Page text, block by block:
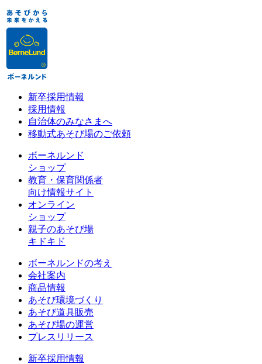
新卒採用情報
採用情報
自治体のみなさまへ
移動式あそび場のご依頼
ボーネルンド
ショップ
教育・保育関係者
向け情報サイト
オンライン
ショップ
親子のあそび場
キドキド
ボーネルンドの考え
会社案内
商品情報
あそび環境づくり
あそび道具販売
あそび場の運営
プレスリリース
新卒採用情報